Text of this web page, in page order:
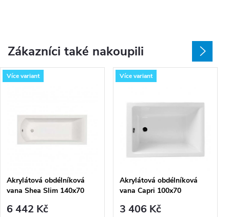
Zákazníci také nakoupili
Více variant
Akrylátová obdélníková
vana Shea Slim 140x70
6 442 Kč
Více variant
Akrylátová obdélníková
vana Capri 100x70
3 406 Kč